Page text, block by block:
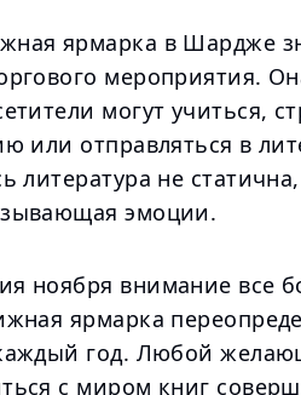
ярмарка в Шардже
мероприятия.
могут учиться,
или отправляться в
литература не
эмоции.
ноября внимание все
ярмарка
год. Любой
с миром книг